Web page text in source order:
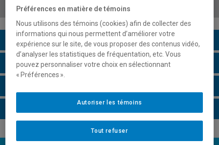
Description du cours
Horaire - Été 2026
Préférences en matière de témoins
Nous utilisons des témoins (cookies) afin de collecter des
informations qui nous permettent d’améliorer votre
expérience sur le site, de vous proposer des contenus vidéo,
d’analyser les statistiques de fréquentation, etc. Vous
pouvez personnaliser votre choix en sélectionnant
« Préférences ».
Tout refuser
Autoriser les témoins